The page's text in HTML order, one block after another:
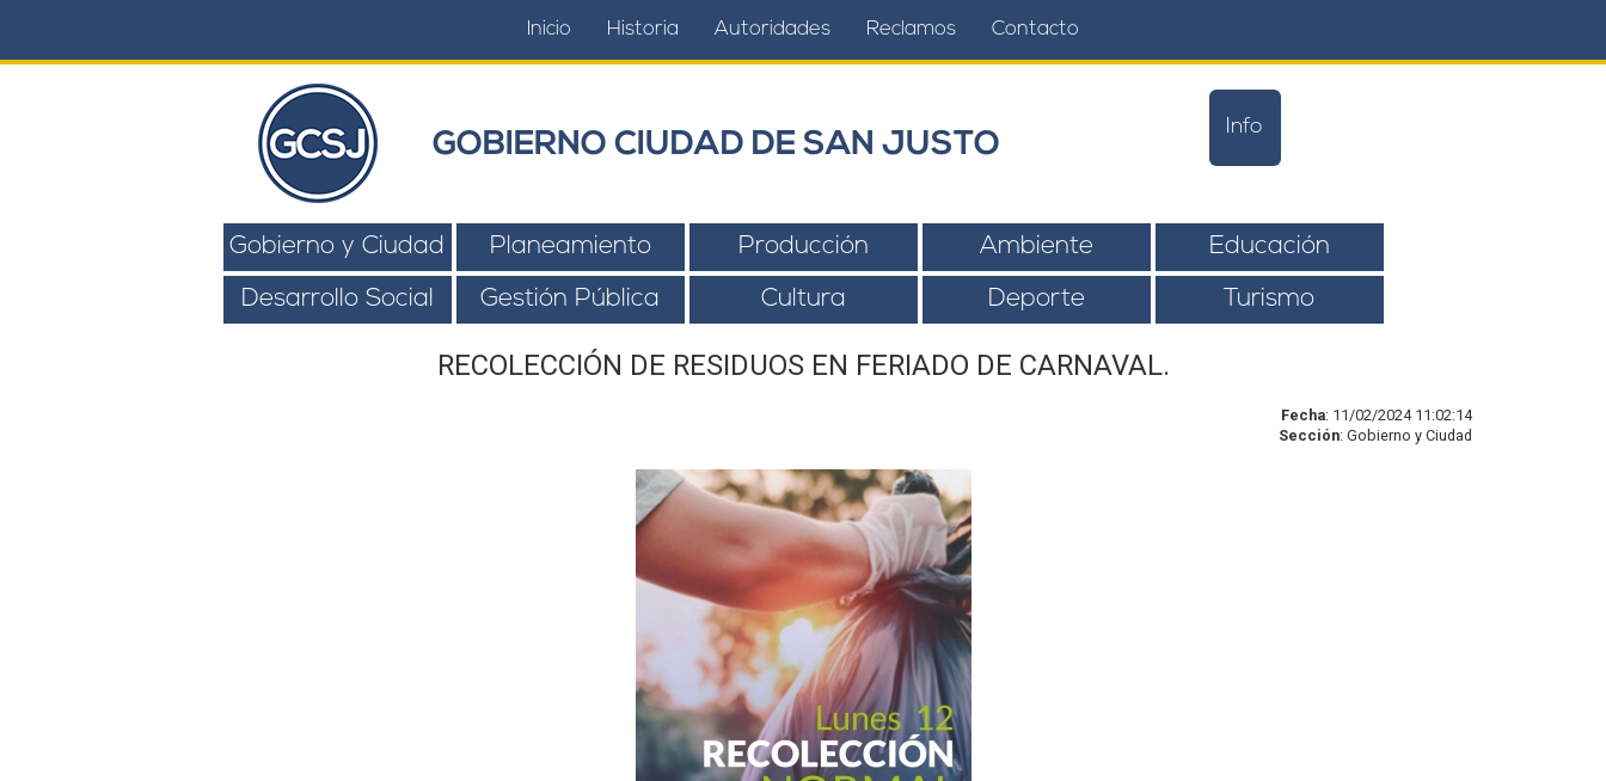
Inicio Historia Autoridades Reclamos Contacto
GOBIERNO CIUDAD DE SAN JUSTO
Info
Gobierno y Ciudad Planeamiento Producción Ambiente Educación
Desarrollo Social Gestión Pública Cultura Deporte Turismo
RECOLECCIÓN DE RESIDUOS EN FERIADO DE CARNAVAL.
Fecha: 11/02/2024 11:02:14
Sección: Gobierno y Ciudad